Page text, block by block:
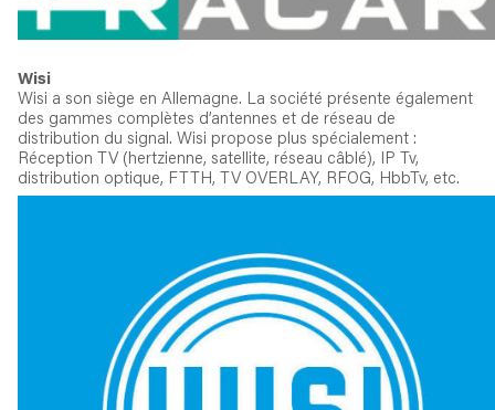
Wisi
Wisi a son siège en Allemagne. La société présente également
des gammes complètes d’antennes et de réseau de
distribution du signal. Wisi propose plus spécialement :
Réception TV (hertzienne, satellite, réseau câblé), IP Tv,
distribution optique, FTTH, TV OVERLAY, RFOG, HbbTv, etc.